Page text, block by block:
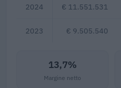
2024 € 11.551.531
2023 € 9.505.540
13,7%
Margine netto